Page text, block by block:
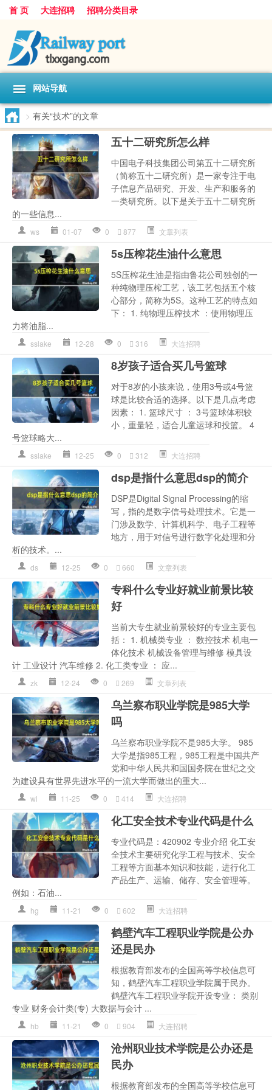
首 页 大连招聘 招聘分类目录
网站导航
> 有关“技术”的文章
五十二研究所怎么样
中国电子科技集团公司第五十二研究所
（简称五十二研究所）是一家专注于电
子信息产品研究、开发、生产和服务的
一类研究所。以下是关于五十二研究所
的一些信息...
ws 01-07 0 877 文章列表
5s压榨花生油什么意思
5S压榨花生油是指由鲁花公司独创的一
种纯物理压榨工艺，该工艺包括五个核
心部分，简称为5S。这种工艺的特点如
下： 1. 纯物理压榨技术 ：使用物理压
力将油脂...
sslake 12-28 0 316 大连招聘
8岁孩子适合买几号篮球
对于8岁的小孩来说，使用3号或4号篮
球是比较合适的选择。以下是几点考虑
因素： 1. 篮球尺寸 ： 3号篮球体积较
小，重量轻，适合儿童运球和投篮。 4
号篮球略大...
sslake 12-25 0 312 大连招聘
dsp是指什么意思dsp的简介
DSP是Digital Signal Processing的缩
写，指的是数字信号处理技术。它是一
门涉及数学、计算机科学、电子工程等
地方，用于对信号进行数字化处理和分
析的技术。...
ds 12-25 0 660 文章列表
专科什么专业好就业前景比较
好
当前大专生就业前景较好的专业主要包
括： 1. 机械类专业 ： 数控技术 机电一
体化技术 机械设备管理与维修 模具设
计 工业设计 汽车维修 2. 化工类专业 ： 应...
zk 12-24 0 269 文章列表
乌兰察布职业学院是985大学
吗
乌兰察布职业学院不是985大学。 985
大学是指985工程，985工程是中国共产
党和中华人民共和国国务院在世纪之交
为建设具有世界先进水平的一流大学而做出的重大...
wl 11-25 0 414 大连招聘
化工安全技术专业代码是什么
专业代码是：420902 专业介绍 化工安
全技术主要研究化学工程与技术、安全
工程等方面基本知识和技能，进行化工
产品生产、运输、储存、安全管理等。
例如：石油...
hg 11-21 0 602 大连招聘
鹤壁汽车工程职业学院是公办
还是民办
根据教育部发布的全国高等学校信息可
知，鹤壁汽车工程职业学院属于民办。
鹤壁汽车工程职业学院开设专业： 类别
专业 财务会计类(专) 大数据与会计 ...
hb 11-21 0 904 大连招聘
沧州职业技术学院是公办还是
民办
根据教育部发布的全国高等学校信息可